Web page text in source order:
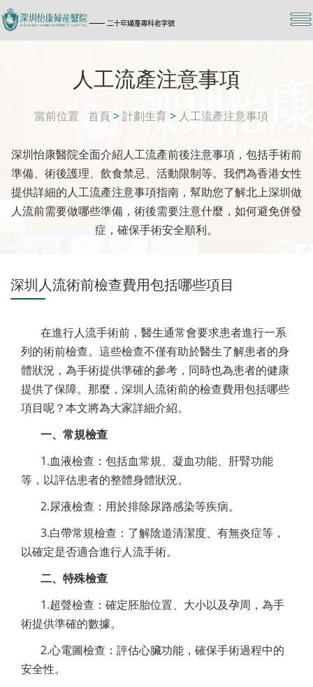
人工流產注意事項
當前位置 首頁 >計劃生育> 人工流產注意事項
深圳怡康醫院全面介紹人工流產前後注意事項，包括手術前
準備、術後護理、飲食禁忌、活動限制等。我們為香港女性
提供詳細的人工流產注意事項指南，幫助您了解北上深圳做
人流前需要做哪些準備，術後需要注意什麼，如何避免併發
症，確保手術安全順利。
深圳人流術前檢查費用包括哪些項目
在進行人流手術前，醫生通常會要求患者進行一系
列的術前檢查。這些檢查不僅有助於醫生了解患者的身
體狀況，為手術提供準確的參考，同時也為患者的健康
提供了保障。那麼，深圳人流術前的檢查費用包括哪些
項目呢？本文將為大家詳細介紹。
一、常規檢查
1.血液檢查：包括血常規、凝血功能、肝腎功能
等，以評估患者的整體身體狀況。
2.尿液檢查：用於排除尿路感染等疾病。
3.白帶常規檢查：了解陰道清潔度、有無炎症等，
以確定是否適合進行人流手術。
二、特殊檢查
1.超聲檢查：確定胚胎位置、大小以及孕周，為手
術提供準確的數據。
2.心電圖檢查：評估心臟功能，確保手術過程中的
安全性。